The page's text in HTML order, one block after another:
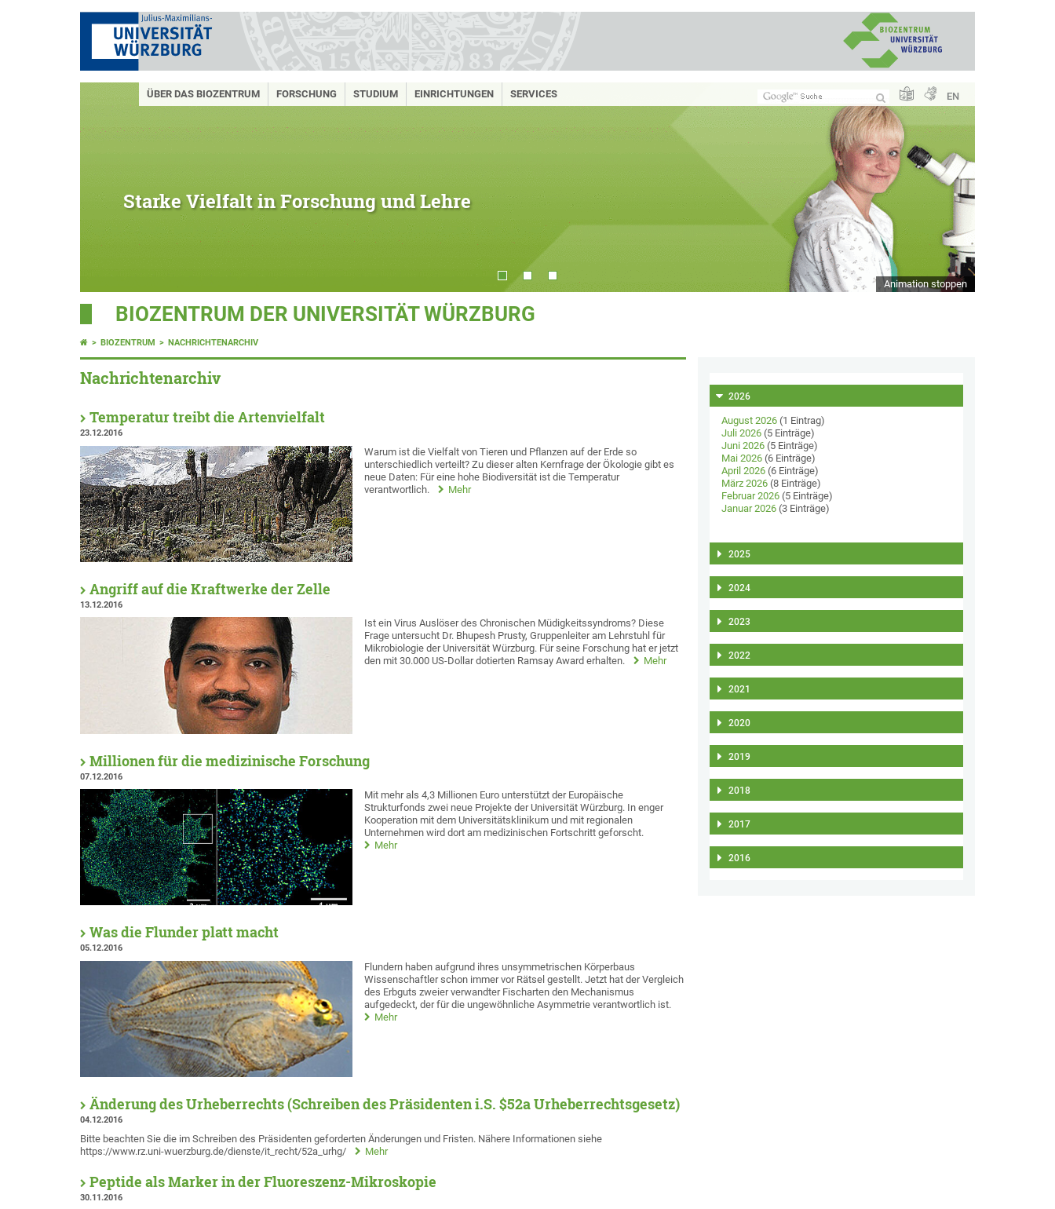
EN
ÜBER DAS BIOZENTRUM FORSCHUNG STUDIUM EINRICHTUNGEN SERVICES
Starke Vielfalt in Forschung und Lehre
Animation stoppen
BIOZENTRUM DER UNIVERSITÄT WÜRZBURG
BIOZENTRUM NACHRICHTENARCHIV
Nachrichtenarchiv
Temperatur treibt die Artenvielfalt
23.12.2016
Warum ist die Vielfalt von Tieren und Pflanzen auf der Erde so
unterschiedlich verteilt? Zu dieser alten Kernfrage der Ökologie gibt es
neue Daten: Für eine hohe Biodiversität ist die Temperatur
verantwortlich.
Mehr
Angriff auf die Kraftwerke der Zelle
13.12.2016
Ist ein Virus Auslöser des Chronischen Müdigkeitssyndroms? Diese
Frage untersucht Dr. Bhupesh Prusty, Gruppenleiter am Lehrstuhl für
Mikrobiologie der Universität Würzburg. Für seine Forschung hat er jetzt
den mit 30.000 US-Dollar dotierten Ramsay Award erhalten.
Mehr
Millionen für die medizinische Forschung
07.12.2016
Mit mehr als 4,3 Millionen Euro unterstützt der Europäische
Strukturfonds zwei neue Projekte der Universität Würzburg. In enger
Kooperation mit dem Universitätsklinikum und mit regionalen
Unternehmen wird dort am medizinischen Fortschritt geforscht.
Mehr
Was die Flunder platt macht
05.12.2016
Flundern haben aufgrund ihres unsymmetrischen Körperbaus
Wissenschaftler schon immer vor Rätsel gestellt. Jetzt hat der Vergleich
des Erbguts zweier verwandter Fischarten den Mechanismus
aufgedeckt, der für die ungewöhnliche Asymmetrie verantwortlich ist.
Mehr
Änderung des Urheberrechts (Schreiben des Präsidenten i.S. $52a Urheberrechtsgesetz)
04.12.2016
Bitte beachten Sie die im Schreiben des Präsidenten geforderten Änderungen und Fristen. Nähere Informationen siehe
https://www.rz.uni-wuerzburg.de/dienste/it_recht/52a_urhg/
Mehr
Peptide als Marker in der Fluoreszenz-Mikroskopie
30.11.2016
2026
August 2026(1 Eintrag)
Juli 2026(5 Einträge)
Juni 2026(5 Einträge)
Mai 2026(6 Einträge)
April 2026(6 Einträge)
März 2026(8 Einträge)
Februar 2026(5 Einträge)
Januar 2026(3 Einträge)
2025
2024
2023
2022
2021
2020
2019
2018
2017
2016